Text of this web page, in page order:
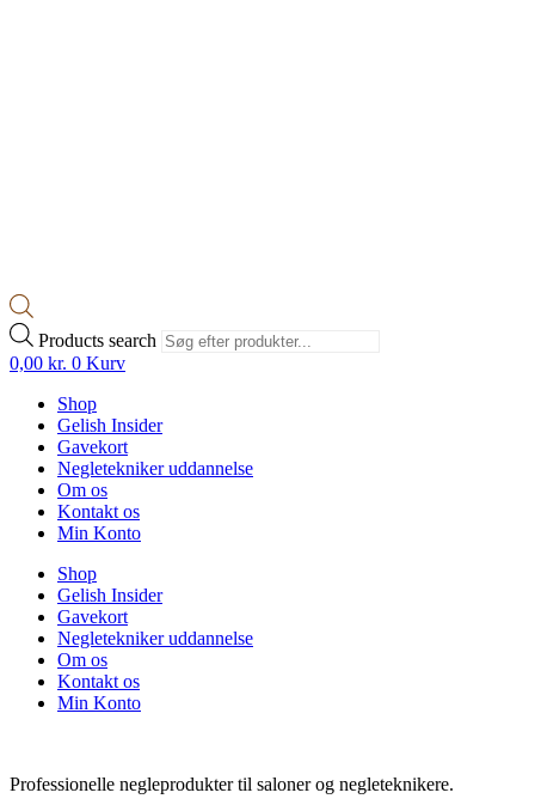
Products search
0,00 kr. 0 Kurv
Shop
Gelish Insider
Gavekort
Negletekniker uddannelse
Om os
Kontakt os
Min Konto
Shop
Gelish Insider
Gavekort
Negletekniker uddannelse
Om os
Kontakt os
Min Konto
Professionelle negleprodukter til saloner og negleteknikere.